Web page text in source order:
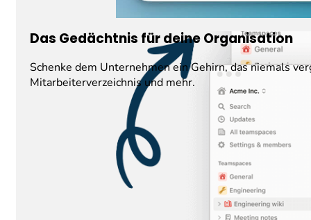
Das Gedächtnis für deine Organisation
Schenke dem Unternehmen ein Gehirn, das niemals
Mitarbeiterverzeichnis und mehr.